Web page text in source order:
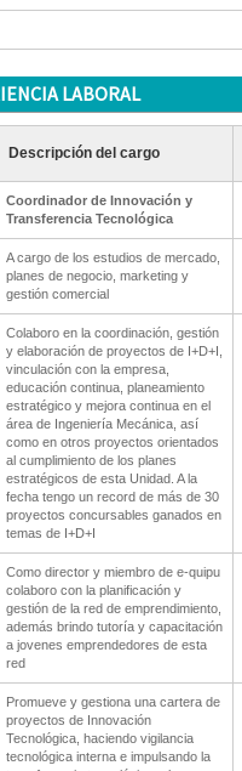
LABORAL
Descripción del cargo
Coordinador de Innovación y
Transferencia Tecnológica
A cargo de los estudios de mercado,
planes de negocio, marketing y
gestión comercial
Colaboro en la coordinación, gestión
y elaboración de proyectos de I+D+I,
vinculación con la empresa,
educación continua, planeamiento
estratégico y mejora continua en el
área de Ingeniería Mecánica, así
como en otros proyectos orientados
al cumplimiento de los planes
estratégicos de esta Unidad. A la
fecha tengo un record de más de 30
proyectos concursables ganados en
temas de I+D+I
Como director y miembro de e-quipu
colaboro con la planificación y
gestión de la red de emprendimiento,
además brindo tutoría y capacitación
a jovenes emprendedores de esta
red
Promueve y gestiona una cartera de
proyectos de Innovación
Tecnológica, haciendo vigilancia
tecnológica interna e impulsando la